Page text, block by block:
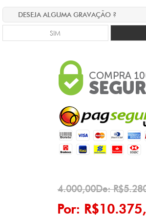
DESEJA ALGUMA GRAVAÇÃO ?
SIM
4.000,00De:
Por: